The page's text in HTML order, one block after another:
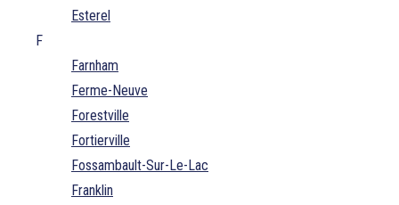
Esterel
F
Farnham
Ferme-Neuve
Forestville
Fortierville
Fossambault-Sur-Le-Lac
Franklin